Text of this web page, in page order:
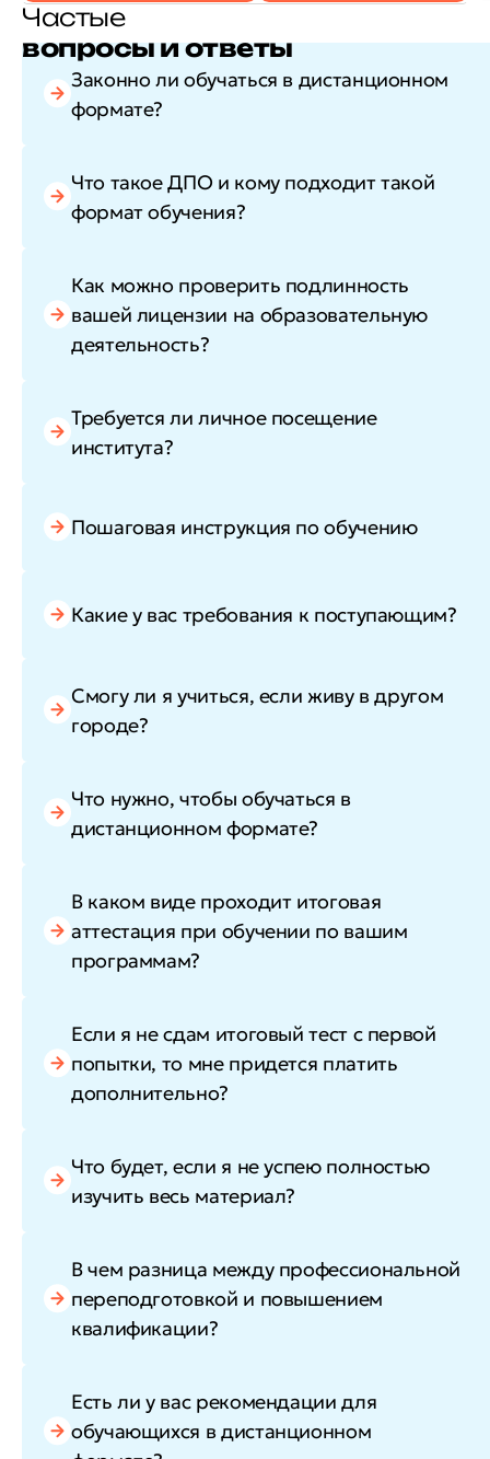
Частые
вопросы и ответы
Законно ли обучаться в дистанционном
формате?
Что такое ДПО и кому подходит такой
формат обучения?
Как можно проверить подлинность
вашей лицензии на образовательную
деятельность?
Требуется ли личное посещение
института?
Пошаговая инструкция по обучению
Какие у вас требования к поступающим?
Смогу ли я учиться, если живу в другом
городе?
Что нужно, чтобы обучаться в
дистанционном формате?
В каком виде проходит итоговая
аттестация при обучении по вашим
программам?
Если я не сдам итоговый тест с первой
попытки, то мне придется платить
дополнительно?
Что будет, если я не успею полностью
изучить весь материал?
В чем разница между профессиональной
переподготовкой и повышением
квалификации?
Есть ли у вас рекомендации для
обучающихся в дистанционном